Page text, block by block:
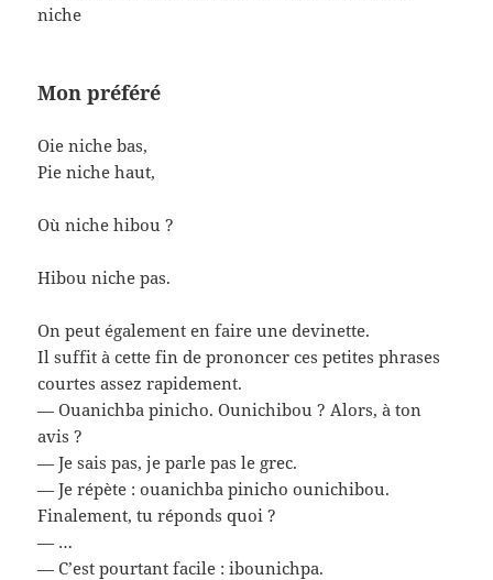
niche
Mon préféré
Oie niche bas,
Pie niche haut,
Où niche hibou ?
Hibou niche pas.
On peut également en faire une devinette.
Il suffit à cette fin de prononcer ces petites phrases
courtes assez rapidement.
— Ouanichba pinicho. Ounichibou ? Alors, à ton
avis ?
— Je sais pas, je parle pas le grec.
— Je répète : ouanichba pinicho ounichibou.
Finalement, tu réponds quoi ?
— …
— C’est pourtant facile : ibounichpa.